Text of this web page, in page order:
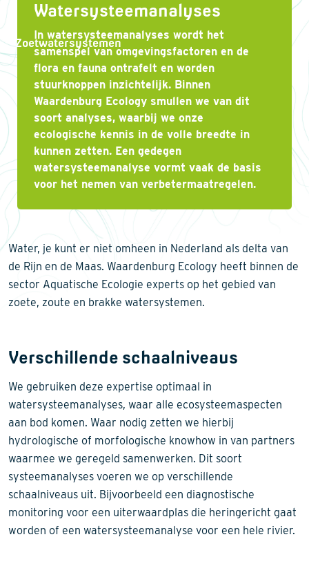
Zoetwatersystemen
Watersysteemanalyses
In watersysteemanalyses wordt het
samenspel van omgevingsfactoren en de
flora en fauna ontrafelt en worden
stuurknoppen inzichtelijk. Binnen
Waardenburg Ecology smullen we van dit
soort analyses, waarbij we onze
ecologische kennis in de volle breedte in
kunnen zetten. Een gedegen
watersysteemanalyse vormt vaak de basis
voor het nemen van verbetermaatregelen.
Water, je kunt er niet omheen in Nederland als delta van
de Rijn en de Maas. Waardenburg Ecology heeft binnen de
sector Aquatische Ecologie experts op het gebied van
zoete, zoute en brakke watersystemen.
Verschillende schaalniveaus
We gebruiken deze expertise optimaal in
watersysteemanalyses, waar alle ecosysteemaspecten
aan bod komen. Waar nodig zetten we hierbij
hydrologische of morfologische knowhow in van partners
waarmee we geregeld samenwerken. Dit soort
systeemanalyses voeren we op verschillende
schaalniveaus uit. Bijvoorbeeld een diagnostische
monitoring voor een uiterwaardplas die heringericht gaat
worden of een watersysteemanalyse voor een hele rivier.